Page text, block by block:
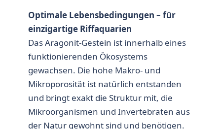
Optimale Lebensbedingungen – für
einzigartige Riffaquarien
Das Aragonit-Gestein ist innerhalb eines
funktionierenden Ökosystems
gewachsen. Die hohe Makro- und
Mikroporosität ist natürlich entstanden
und bringt exakt die Struktur mit, die
Mikroorganismen und Invertebraten aus
der Natur gewohnt sind und benötigen.